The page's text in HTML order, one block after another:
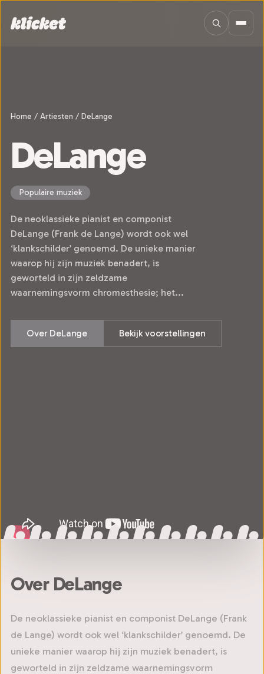
Home / Artiesten / DeLange
DeLange
Populaire muziek
De neoklassieke pianist en componist
DeLange (Frank de Lange) wordt ook wel
‘klankschilder’ genoemd. De unieke manier
waarop hij zijn muziek benadert, is
geworteld in zijn zeldzame
waarnemingsvorm chromesthesie; het...
Over DeLange Bekijk voorstellingen
Over DeLange
De neoklassieke pianist en componist DeLange (Frank
de Lange) wordt ook wel ‘klankschilder’ genoemd. De
unieke manier waarop hij zijn muziek benadert, is
geworteld in zijn zeldzame waarnemingsvorm